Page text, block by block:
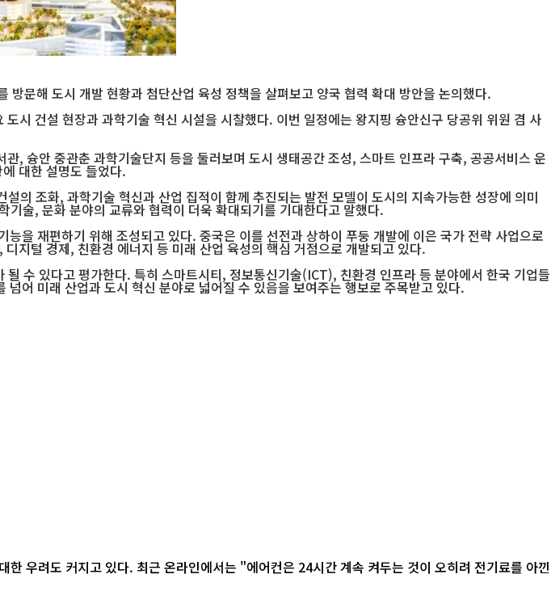
문해 도시 개발 현황과 첨단산업 육성 정책을 살펴보고 양국 협력 확대 방안을 논의했다.
시 건설 현장과 과학기술 혁신 시설을 시찰했다. 이번 일정에는 왕지핑 슝안신구 당공위 위원 겸 사
, 슝안 중관춘 과학기술단지 등을 둘러보며 도시 생태공간 조성, 스마트 인프라 구축, 공공서비스 운
대한 설명도 들었다.
의 조화, 과학기술 혁신과 산업 집적이 함께 추진되는 발전 모델이 도시의 지속가능한 성장에 의미
술, 문화 분야의 교류와 협력이 더욱 확대되기를 기대한다고 말했다.
을 재편하기 위해 조성되고 있다. 중국은 이를 선전과 상하이 푸둥 개발에 이은 국가 전략 사업으로
지털 경제, 친환경 에너지 등 미래 산업 육성의 핵심 거점으로 개발되고 있다.
수 있다고 평가한다. 특히 스마트시티, 정보통신기술(ICT), 친환경 인프라 등 분야에서 한국 기업들
어 미래 산업과 도시 혁신 분야로 넓어질 수 있음을 보여주는 행보로 주목받고 있다.